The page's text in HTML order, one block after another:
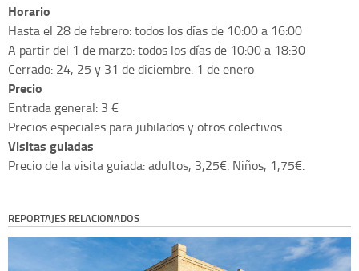
Horario
Hasta el 28 de febrero: todos los días de 10:00 a 16:00
A partir del 1 de marzo: todos los días de 10:00 a 18:30
Cerrado: 24, 25 y 31 de diciembre. 1 de enero
Precio
Entrada general: 3 €
Precios especiales para jubilados y otros colectivos.
Visitas guiadas
Precio de la visita guiada: adultos, 3,25€. Niños, 1,75€.
REPORTAJES RELACIONADOS